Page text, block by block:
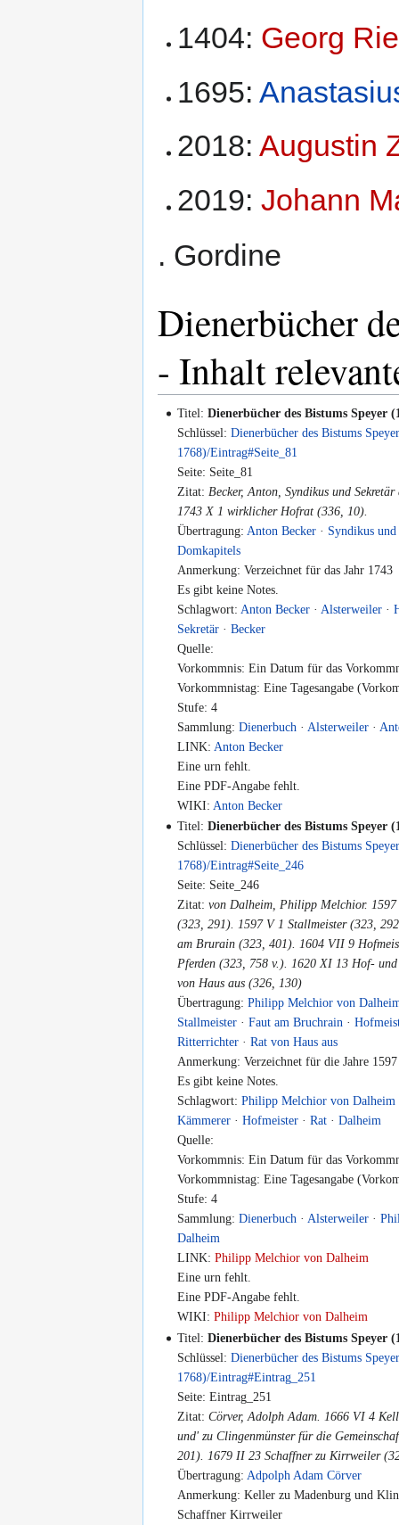
1404: Georg
1695:
2018:Augustin
2019:Johann
. Gordine
Dienerbücher
- Inhalt
Titel:Dienerbücher des Bistums Speyer
Schlüssel:Dienerbücher des Bistums
1768)/Eintrag#Seite_81
Seite: Seite_81
Zitat: Becker, Anton, Syndikus und
1743 X 1 wirklicher Hofrat (336, 10).
Übertragung: Anton Becker · Syndikus
Domkapitels
Anmerkung: Verzeichnet für das Jahr 1743
Es gibt keine Notes.
Schlagwort: Anton Becker · Alsterweiler ·
Sekretär ·Becker
Quelle:
Vorkommnis: Ein Datum für das
Vorkommnistag: Eine Tagesangabe
Stufe: 4
Sammlung:Dienerbuch · Alsterweiler ·
LINK: Anton Becker
Eine urn fehlt.
Eine PDF-Angabe fehlt.
WIKI: Anton Becker
Titel:Dienerbücher des Bistums Speyer
Schlüssel:Dienerbücher des Bistums
1768)/Eintrag#Seite_246
Seite: Seite_246
Zitat:von Dalheim, Philipp Melchior.
(323, 291). 1597 V 1 Stallmeister (323,
am Brurain (323, 401). 1604 VII 9
Pferden (323, 758 v.). 1620 XI 13 Hof-
von Haus aus (326, 130)
Übertragung:Philipp Melchior von
Stallmeister ·Faut am Bruchrain ·
Ritterrichter ·Rat von Haus aus
Anmerkung: Verzeichnet für die Jahre
Es gibt keine Notes.
Schlagwort:Philipp Melchior von Dalheim
Kämmerer ·Hofmeister ·Rat ·Dalheim
Quelle:
Vorkommnis: Ein Datum für das
Vorkommnistag: Eine Tagesangabe
Stufe: 4
Sammlung:Dienerbuch ·Alsterweiler ·
Dalheim
LINK:Philipp Melchior von Dalheim
Eine urn fehlt.
Eine PDF-Angabe fehlt.
WIKI:Philipp Melchior von Dalheim
Titel:Dienerbücher des Bistums Speyer
Schlüssel:Dienerbücher des Bistums
1768)/Eintrag#Eintrag_251
Seite: Eintrag_251
Zitat:Cörver, Adolph Adam. 1666 VI 4
und' zu Clingenmünster für die
201). 1679 II 23 Schaffner zu Kirrweiler
Übertragung: Adpolph Adam Cörver
Anmerkung: Keller zu Madenburg und
Schaffner Kirrweiler